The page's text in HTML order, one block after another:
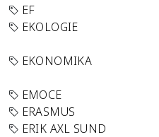
EF
EKOLOGIE
EKONOMIKA
EMOCE
ERASMUS
ERIK AXL SUND